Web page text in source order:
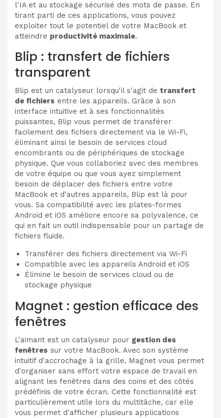
l'IA et au stockage sécurisé des mots de passe. En
tirant parti de ces applications, vous pouvez
exploiter tout le potentiel de votre MacBook et
atteindre productivité maximale.
Blip : transfert de fichiers
transparent
Blip est un catalyseur lorsqu'il s'agit de transfert
de fichiers entre les appareils. Grâce à son
interface intuitive et à ses fonctionnalités
puissantes, Blip vous permet de transférer
facilement des fichiers directement via le Wi-Fi,
éliminant ainsi le besoin de services cloud
encombrants ou de périphériques de stockage
physique. Que vous collaboriez avec des membres
de votre équipe ou que vous ayez simplement
besoin de déplacer des fichiers entre votre
MacBook et d'autres appareils, Blip est là pour
vous. Sa compatibilité avec les plates-formes
Android et iOS améliore encore sa polyvalence, ce
qui en fait un outil indispensable pour un partage de
fichiers fluide.
Transférer des fichiers directement via Wi-Fi
Compatible avec les appareils Android et iOS
Élimine le besoin de services cloud ou de
stockage physique
Magnet : gestion efficace des
fenêtres
L'aimant est un catalyseur pour gestion des
fenêtres sur votre MacBook. Avec son système
intuitif d'accrochage à la grille, Magnet vous permet
d'organiser sans effort votre espace de travail en
alignant les fenêtres dans des coins et des côtés
prédéfinis de votre écran. Cette fonctionnalité est
particulièrement utile lors du multitâche, car elle
vous permet d'afficher plusieurs applications